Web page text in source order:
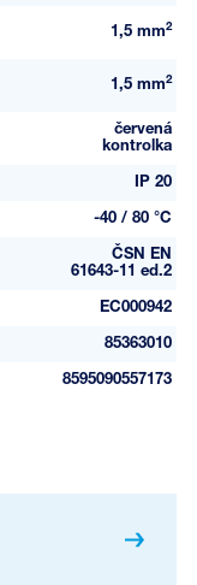
1,5 mm2
1,5 mm2
červená
kontrolka
IP 20
-40 / 80 °C
ČSN EN
61643-11 ed.2
EC000942
85363010
8595090557173